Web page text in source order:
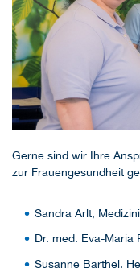
Gerne sind wir Ihre
zur Frauengesundheit
Sandra Arlt,
Dr. med. Eva-Maria
Susanne Barthel,